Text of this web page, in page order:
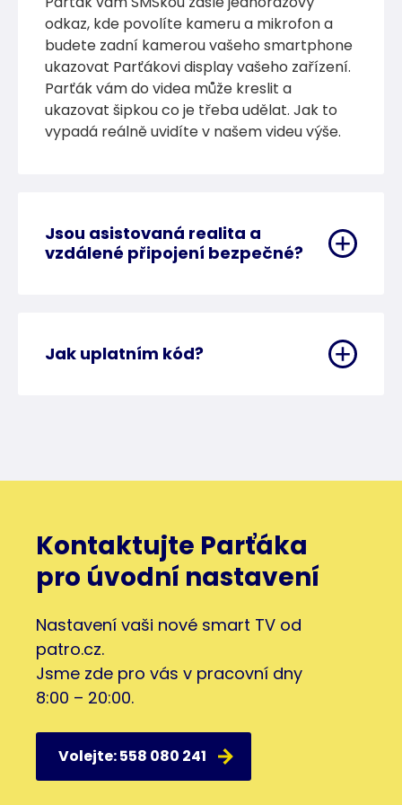
odkaz, kde povolíte kameru a mikrofon a
budete zadní kamerou vašeho smartphone
ukazovat Parťákovi display vašeho zařízení.
Parťák vám do videa může kreslit a
ukazovat šipkou co je třeba udělat. Jak to
vypadá reálně uvidíte v našem videu výše.
Jsou asistovaná realita a
vzdálené připojení bezpečné?
Jak uplatním kód?
Kontaktujte Parťáka
pro úvodní nastavení
Nastavení vaši nové smart TV od
patro.cz.
Jsme zde pro vás v pracovní dny
8:00 – 20:00.
Volejte: 558 080 241